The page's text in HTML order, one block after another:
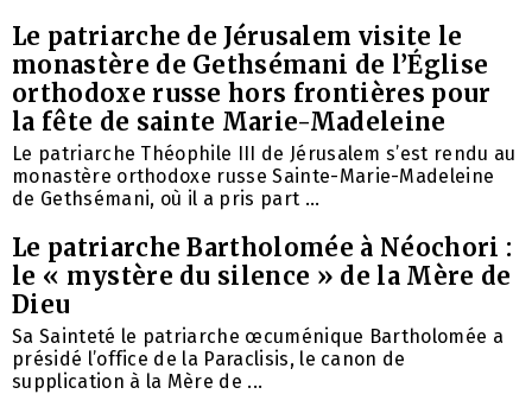
Le patriarche de Jérusalem visite le
monastère de Gethsémani de l’Église
orthodoxe russe hors frontières pour
la fête de sainte Marie-Madeleine
Le patriarche Théophile III de Jérusalem s’est rendu au
monastère orthodoxe russe Sainte-Marie-Madeleine
de Gethsémani, où il a pris part ...
Le patriarche Bartholomée à Néochori :
le « mystère du silence » de la Mère de
Dieu
Sa Sainteté le patriarche œcuménique Bartholomée a
présidé l’office de la Paraclisis, le canon de
supplication à la Mère de ...